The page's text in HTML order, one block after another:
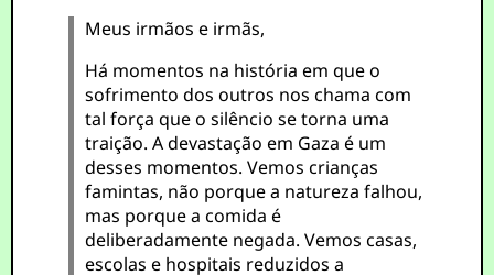
Meus irmãos e irmãs,
Há momentos na história em que o
sofrimento dos outros nos chama com
tal força que o silêncio se torna uma
traição. A devastação em Gaza é um
desses momentos. Vemos crianças
famintas, não porque a natureza falhou,
mas porque a comida é
deliberadamente negada. Vemos casas,
escolas e hospitais reduzidos a